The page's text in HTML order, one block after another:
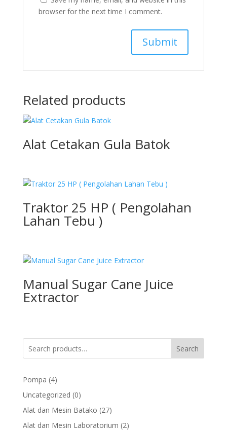
browser for the next time I comment.
Related products
Alat Cetakan Gula Batok
Traktor 25 HP ( Pengolahan
Lahan Tebu )
Manual Sugar Cane Juice
Extractor
Search
Pompa 44
products
Uncategorized 00
products
Alat dan Mesin Batako 2727
products
Alat dan Mesin Laboratorium 22